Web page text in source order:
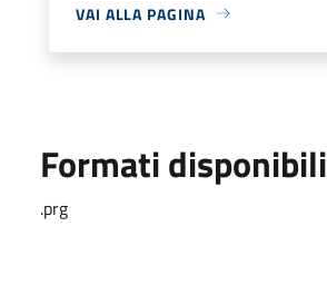
VAI ALLA PAGINA
Formati disponibili
.prg